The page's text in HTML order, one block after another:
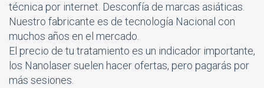
técnica por internet. Desconfía de marcas asiáticas.
Nuestro fabricante es de tecnología Nacional con
muchos años en el mercado.
El precio de tu tratamiento es un indicador importante,
los Nanolaser suelen hacer ofertas, pero pagarás por
más sesiones.